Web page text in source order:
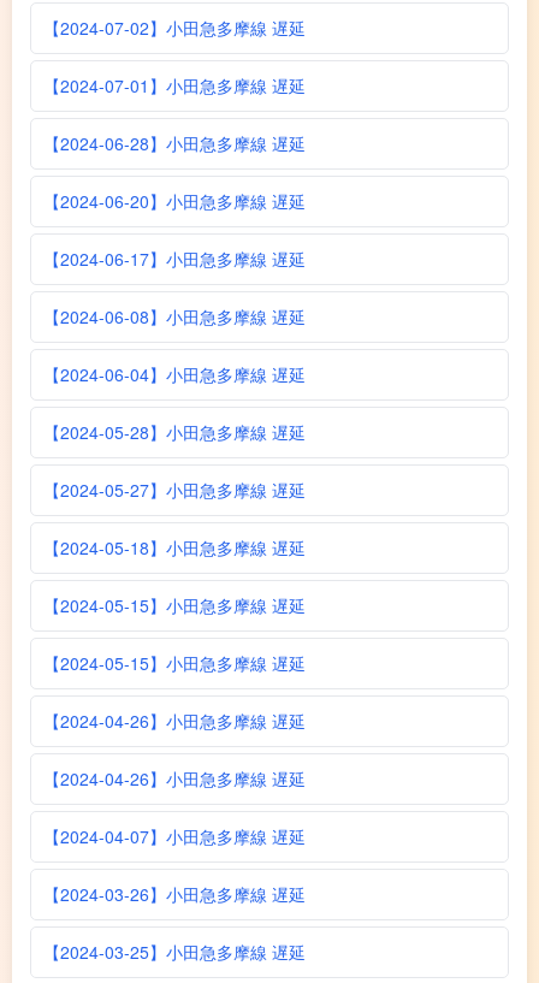
【2024-07-02】小田急多摩線 遅延
【2024-07-01】小田急多摩線 遅延
【2024-06-28】小田急多摩線 遅延
【2024-06-20】小田急多摩線 遅延
【2024-06-17】小田急多摩線 遅延
【2024-06-08】小田急多摩線 遅延
【2024-06-04】小田急多摩線 遅延
【2024-05-28】小田急多摩線 遅延
【2024-05-27】小田急多摩線 遅延
【2024-05-18】小田急多摩線 遅延
【2024-05-15】小田急多摩線 遅延
【2024-05-15】小田急多摩線 遅延
【2024-04-26】小田急多摩線 遅延
【2024-04-26】小田急多摩線 遅延
【2024-04-07】小田急多摩線 遅延
【2024-03-26】小田急多摩線 遅延
【2024-03-25】小田急多摩線 遅延